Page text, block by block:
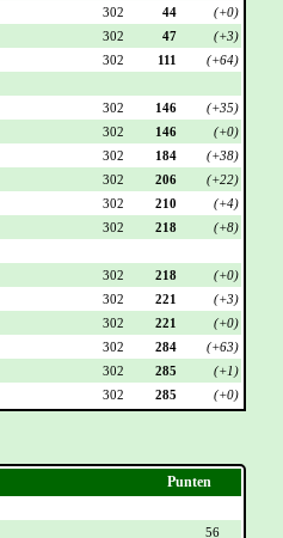
302 44
(+0)
302 47
(+3)
302 111
(+64)
302 146
(+35)
302 146
(+0)
302 184
(+38)
302 206
(+22)
302 210
(+4)
302 218
(+8)
302 218
(+0)
302 221
(+3)
302 221
(+0)
302 284
(+63)
302 285
(+1)
302 285 (+0)
Punten
56